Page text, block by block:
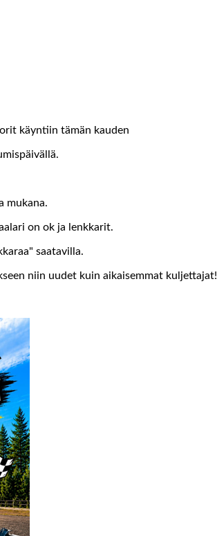
käyntiin tämän kauden
mukana.
on ok ja lenkkarit.
saatavilla.
niin uudet kuin aikaisemmat kuljettajat!